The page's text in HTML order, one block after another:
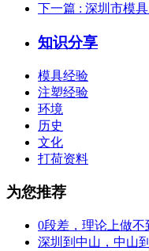
下一篇 : 深圳市模
知识分享
模具经验
注塑经验
环境
历史
文化
打荷资料
为您推荐
0段差，理论上做
深圳到中山，中山